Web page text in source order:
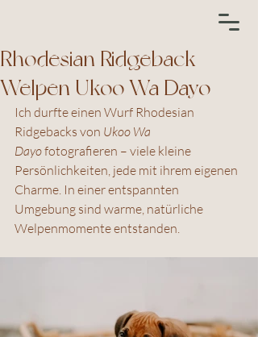
Rhodesian Ridgeback
Welpen Ukoo Wa Dayo
Ich durfte einen Wurf Rhodesian
Ridgebacks von Ukoo Wa
Dayo fotografieren – viele kleine
Persönlichkeiten, jede mit ihrem eigenen
Charme. In einer entspannten
Umgebung sind warme, natürliche
Welpenmomente entstanden.